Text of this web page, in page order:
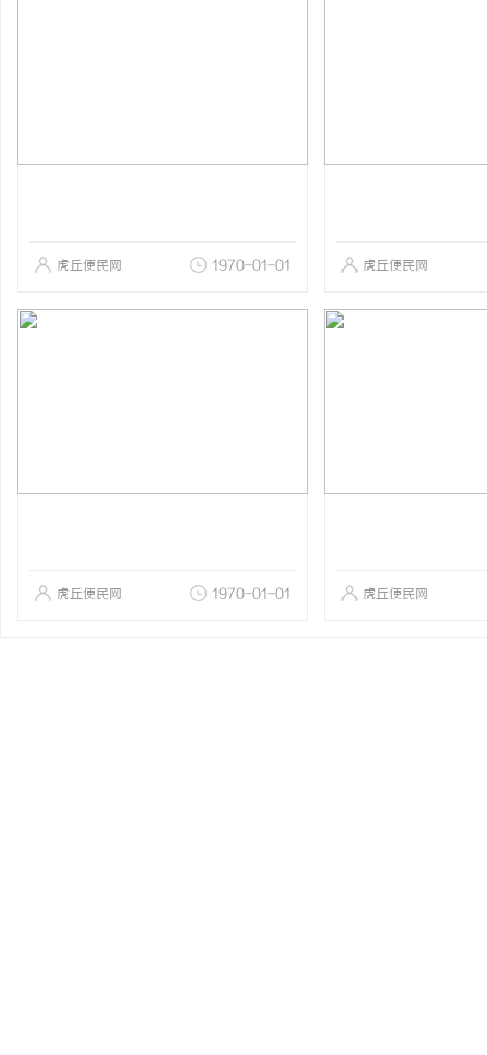
虎丘便民网 1970-01-01 虎丘便民网
虎丘便民网 1970-01-01 虎丘便民网